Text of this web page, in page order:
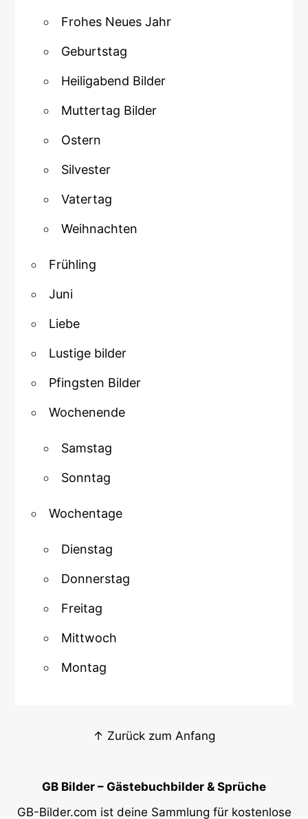
Frohes Neues Jahr
Geburtstag
Heiligabend Bilder
Muttertag Bilder
Ostern
Silvester
Vatertag
Weihnachten
Frühling
Juni
Liebe
Lustige bilder
Pfingsten Bilder
Wochenende
Samstag
Sonntag
Wochentage
Dienstag
Donnerstag
Freitag
Mittwoch
Montag
↑ Zurück zum Anfang
GB Bilder – Gästebuchbilder & Sprüche
GB-Bilder.com ist deine Sammlung für kostenlose